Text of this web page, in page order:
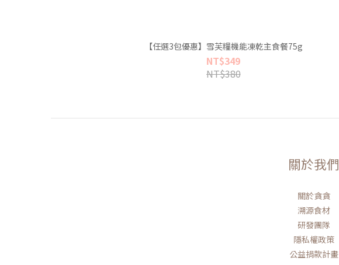
【任選3包優惠】雪芙糧機能凍乾主食餐75g
NT$349
NT$380
關於我們
關於貪貪
溯源食材
研發團隊
隱私權政策
公益捐款計畫